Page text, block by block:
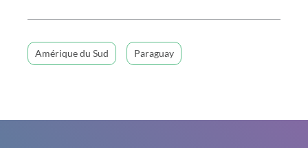
Amérique du Sud Paraguay